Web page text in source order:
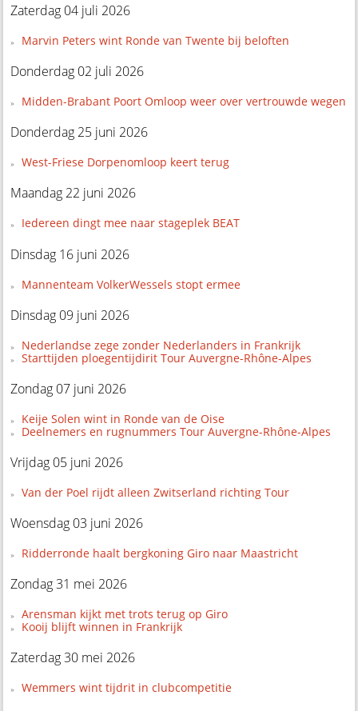
Zaterdag 04 juli 2026
Marvin Peters wint Ronde van Twente bij beloften
Donderdag 02 juli 2026
Midden-Brabant Poort Omloop weer over vertrouwde wegen
Donderdag 25 juni 2026
West-Friese Dorpenomloop keert terug
Maandag 22 juni 2026
Iedereen dingt mee naar stageplek BEAT
Dinsdag 16 juni 2026
Mannenteam VolkerWessels stopt ermee
Dinsdag 09 juni 2026
Nederlandse zege zonder Nederlanders in Frankrijk
Starttijden ploegentijdirit Tour Auvergne-Rhône-Alpes
Zondag 07 juni 2026
Keije Solen wint in Ronde van de Oise
Deelnemers en rugnummers Tour Auvergne-Rhône-Alpes
Vrijdag 05 juni 2026
Van der Poel rijdt alleen Zwitserland richting Tour
Woensdag 03 juni 2026
Ridderronde haalt bergkoning Giro naar Maastricht
Zondag 31 mei 2026
Arensman kijkt met trots terug op Giro
Kooij blijft winnen in Frankrijk
Zaterdag 30 mei 2026
Wemmers wint tijdrit in clubcompetitie